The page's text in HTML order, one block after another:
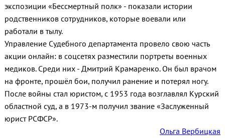
экспозиции «Бессмертный полк» - показали истории
родственников сотрудников, которые воевали или
работали в тылу.
Управление Судебного департамента провело свою часть
акции онлайн: в соцсетях разместили портреты военных
медиков. Среди них - Дмитрий Крамаренко. Он был врачом
на фронте, прошёл бои, получил ранение и потерял ногу.
После войны стал юристом, с 1953 года возглавлял Курский
областной суд, а в 1973‑м получил звание «Заслуженный
юрист РСФСР».
Ольга Вербицкая